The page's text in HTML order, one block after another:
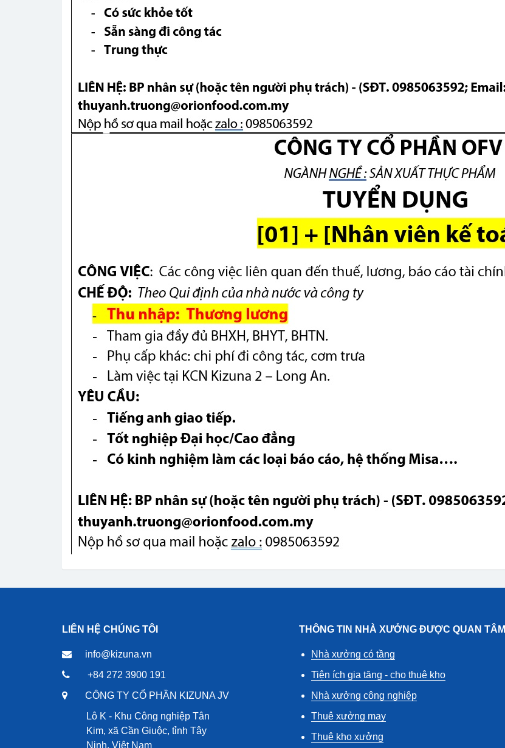
LIÊN HỆ CHÚNG TÔI
info@kizuna.vn
+84 272 3900 191
CÔNG TY CỔ PHẦN KIZUNA JV
Lô K - Khu Công nghiệp Tân
Kim, xã Cần Giuộc, tỉnh Tây
Ninh, Việt Nam
THÔNG TIN NHÀ XƯỞNG ĐƯỢC QUAN TÂM
Nhà xưởng có tầng
Tiện ích gia tăng - cho thuê kho
Nhà xưởng công nghiệp
Thuê xưởng may
Thuê kho xưởng